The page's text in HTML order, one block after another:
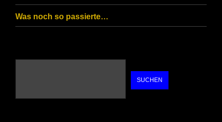
Was noch so passierte…
SUCHEN